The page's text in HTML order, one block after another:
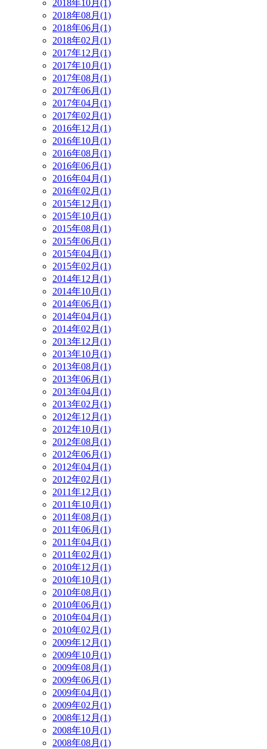
2018年10月(1)
2018年08月(1)
2018年06月(1)
2018年02月(1)
2017年12月(1)
2017年10月(1)
2017年08月(1)
2017年06月(1)
2017年04月(1)
2017年02月(1)
2016年12月(1)
2016年10月(1)
2016年08月(1)
2016年06月(1)
2016年04月(1)
2016年02月(1)
2015年12月(1)
2015年10月(1)
2015年08月(1)
2015年06月(1)
2015年04月(1)
2015年02月(1)
2014年12月(1)
2014年10月(1)
2014年06月(1)
2014年04月(1)
2014年02月(1)
2013年12月(1)
2013年10月(1)
2013年08月(1)
2013年06月(1)
2013年04月(1)
2013年02月(1)
2012年12月(1)
2012年10月(1)
2012年08月(1)
2012年06月(1)
2012年04月(1)
2012年02月(1)
2011年12月(1)
2011年10月(1)
2011年08月(1)
2011年06月(1)
2011年04月(1)
2011年02月(1)
2010年12月(1)
2010年10月(1)
2010年08月(1)
2010年06月(1)
2010年04月(1)
2010年02月(1)
2009年12月(1)
2009年10月(1)
2009年08月(1)
2009年06月(1)
2009年04月(1)
2009年02月(1)
2008年12月(1)
2008年10月(1)
2008年08月(1)